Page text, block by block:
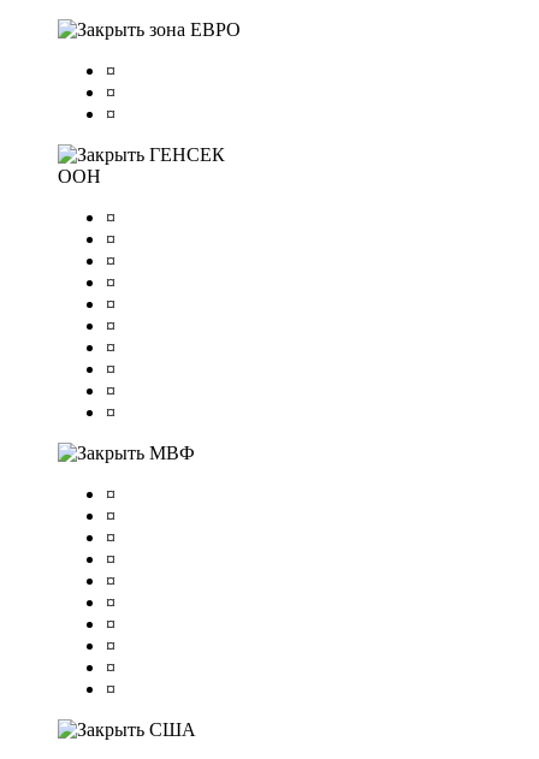
зона ЕВРО
¤
¤
¤
ГЕНСЕК
ООН
¤
¤
¤
¤
¤
¤
¤
¤
¤
¤
МВФ
¤
¤
¤
¤
¤
¤
¤
¤
¤
¤
США